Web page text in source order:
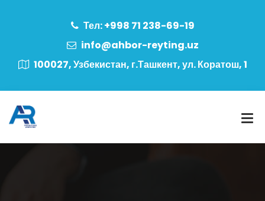
Тел: +998 71 238-69-19
info@ahbor-reyting.uz
100027, Узбекистан, г.Ташкент, ул. Коратош, 1